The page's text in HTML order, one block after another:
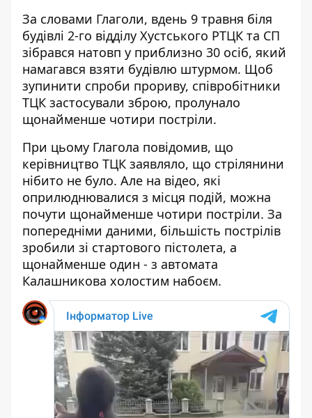
За словами Глаголи, вдень 9 травня біля
будівлі 2-го відділу Хустського РТЦК та СП
зібрався натовп у приблизно 30 осіб, який
намагався взяти будівлю штурмом. Щоб
зупинити спроби прориву, співробітники
ТЦК застосували зброю, пролунало
щонайменше чотири постріли.
При цьому Глагола повідомив, що
керівництво ТЦК заявляло, що стрілянини
нібито не було. Але на відео, які
оприлюднювалися з місця подій, можна
почути щонайменше чотири постріли. За
попередніми даними, більшість пострілів
зробили зі стартового пістолета, а
щонайменше один - з автомата
Калашникова холостим набоєм.